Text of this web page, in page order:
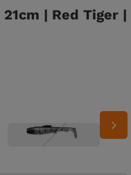
| Red Tiger |